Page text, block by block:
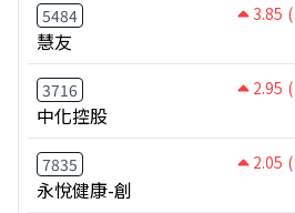
5484 3.85
慧友
3716 2.95
中化控股
7835 2.05
永悅健康-創